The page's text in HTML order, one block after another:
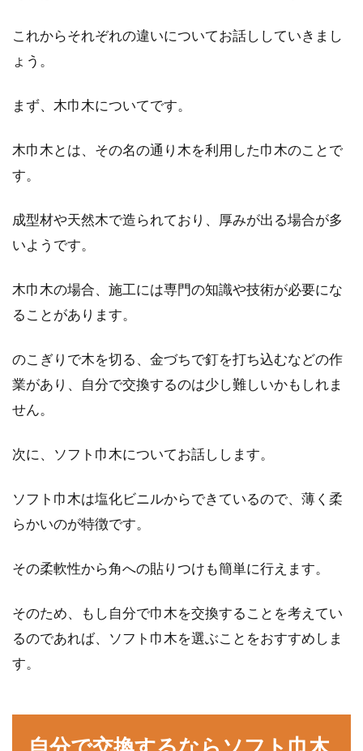
一軒家の一人暮らしは自由で快適！
一軒家というと、家族で暮らす住宅というイメ
モルタルの床にしたい！メリットと
一軒家を新築として建てる予定がある人のなか
軽量鉄骨造の耐用年数はどれくら
アパートには、木造・鉄骨造（軽量鉄骨と重量
それぞれ...
リノベーションして中古戸建てに住
む！ブログで情報をゲット
リノベーションというと、マンションで行うこ
これからそれぞれの違いについてお話ししていきまし
ょう。
まず、木巾木についてです。
木巾木とは、その名の通り木を利用した巾木のことで
す。
成型材や天然木で造られており、厚みが出る場合が多
いようです。
木巾木の場合、施工には専門の知識や技術が必要にな
ることがあります。
のこぎりで木を切る、金づちで釘を打ち込むなどの作
業があり、自分で交換するのは少し難しいかもしれま
せん。
次に、ソフト巾木についてお話しします。
ソフト巾木は塩化ビニルからできているので、薄く柔
らかいのが特徴です。
その柔軟性から角への貼りつけも簡単に行えます。
そのため、もし自分で巾木を交換することを考えてい
るのであれば、ソフト巾木を選ぶことをおすすめしま
す。